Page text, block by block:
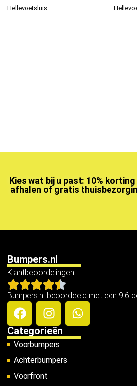
Hellevoetsluis.
Kies wat bij u past: 10% korting
afhalen of gratis
Bumpers.nl
Klantbeoordelingen
Bumpers.nl beoordeeld met een 9.6
Categorieën
Voorbumpers
Achterbumpers
Voorfront